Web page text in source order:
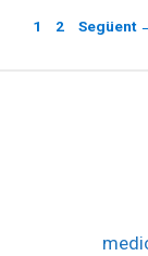
Pàgina
1 Pàgina
2 Següent